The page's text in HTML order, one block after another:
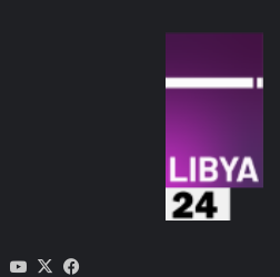
فيسبوك
‫X